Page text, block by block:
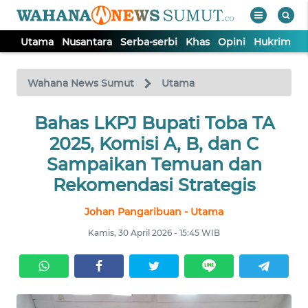
Utama Nusantara Serba-serbi Khas Opini Hukrim
Wahana News Sumut Utama
Bahas LKPJ Bupati Toba TA
2025, Komisi A, B, dan C
Sampaikan Temuan dan
Rekomendasi Strategis
Johan Pangaribuan - Utama
Kamis, 30 April 2026 - 15:45 WIB
TV
Tutup
UTAMA
NUSANTARA
KHAS